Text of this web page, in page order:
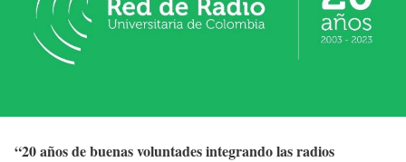
“20 años de buenas voluntades integrando las radios